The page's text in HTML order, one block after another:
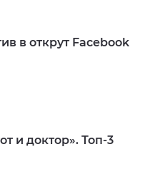
в открут Facebook
и доктор». Топ-3